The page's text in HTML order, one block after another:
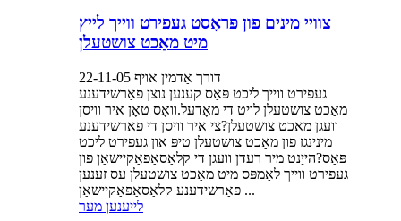
צוויי מינים פון פּראָסט געפירט ווייך לייץ
מיט מאַכט צושטעלן
דורך אַדמין אויף 22-11-05
געפירט ווייך ליכט פּאַס קענען נוצן פאַרשידענע
מאַכט צושטעלן לויט די מאָדעל.וואָס טאָן איר וויסן
וועגן מאַכט צושטעלן?צי איר וויסן די פאַרשידענע
מינינגז פון מאַכט צושטעלן טיפּ און געפירט ליכט
פּאַס?הייַנט מיר רעדן וועגן די קלאַסאַפאַקיישאַן פון
געפירט ווייך לאַמפּס מיט מאַכט צושטעלן עס זענען
פאַרשידענע קלאַסאַפאַקיישאַן ...
לייענען מער